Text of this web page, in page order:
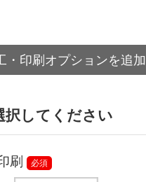
・印刷オプションを追加
択してください
刷 必須